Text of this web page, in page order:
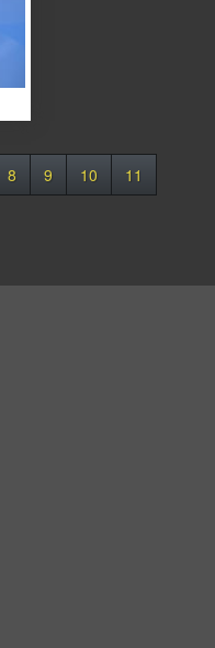
8 9 10
11